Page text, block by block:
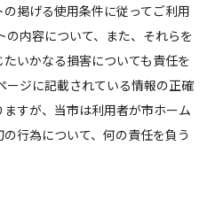
掲げる使用条件に従ってご利用
の内容について、また、それらを
いかなる損害についても責任を
ージに記載されている情報の正確
すが、当市は利用者が市ホーム
行為について、何の責任を負う